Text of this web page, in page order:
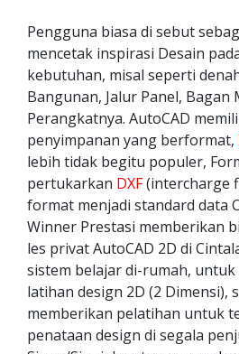
Pengguna biasa di sebut
mencetak inspirasi Desain
kebutuhan, misal seperti
Bangunan, Jalur Panel, Bagan
Perangkatnya. AutoCAD
penyimpanan yang berformat,
lebih tidak begitu populer,
pertukarkan DXF(intercharge
format menjadi standard data
Winner Prestasi memberikan
les privat AutoCAD 2D di
sistem belajar di-rumah,
latihan design 2D (2 Dimensi),
memberikan pelatihan untuk
penataan design di segala